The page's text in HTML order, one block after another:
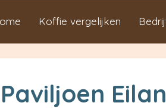
Koffie vergelijken
Paviljoen